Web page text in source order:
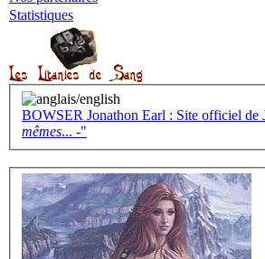
Statistiques
BOWSER Jonathon Earl : Site officiel de
mêmes... -"